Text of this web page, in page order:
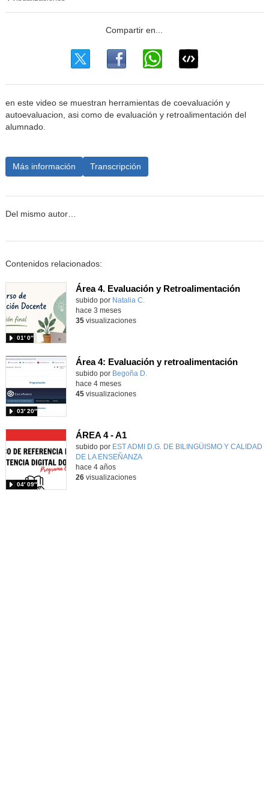
en este video se muestran herramientas de coevaluación y
autoevaluacion, asi como de evaluación y retroalimentación del
alumnado.
Más información Transcripción
Del mismo autor…
Contenidos relacionados:
Área 4. Evaluación y Retroalimentación
subido por Natalia C.
01′ 0″
hace 3 meses
35visualizaciones
Área 4: Evaluación y retroalimentación
Contenido educativo.
subido por Begoña D.
03′ 20″
hace 4 meses
45visualizaciones
ÁREA 4 - A1
subido por EST ADMI D.G. DE BILINGÜISMO Y CALIDAD
DE LA ENSEÑANZA
04′ 09″
-
hace 4 años
26visualizaciones